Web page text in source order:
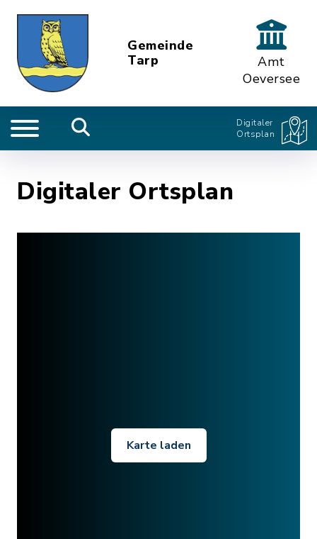
Gemeinde
Tarp
Amt
Oeversee
Digitaler
Ortsplan
Digitaler Ortsplan
Karte laden